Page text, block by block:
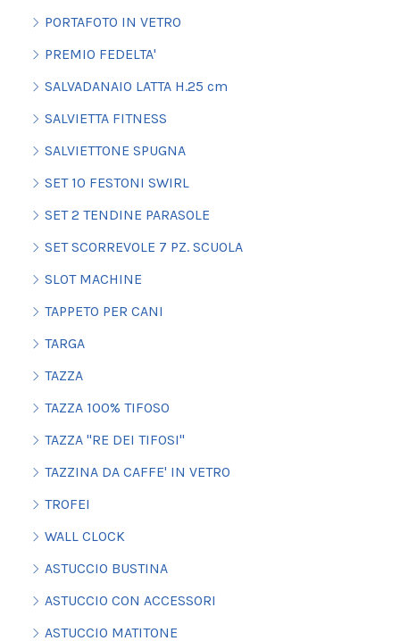
PORTAFOTO IN VETRO
PREMIO FEDELTA'
SALVADANAIO LATTA H.25 cm
SALVIETTA FITNESS
SALVIETTONE SPUGNA
SET 10 FESTONI SWIRL
SET 2 TENDINE PARASOLE
SET SCORREVOLE 7 PZ. SCUOLA
SLOT MACHINE
TAPPETO PER CANI
TARGA
TAZZA
TAZZA 100% TIFOSO
TAZZA "RE DEI TIFOSI"
TAZZINA DA CAFFE' IN VETRO
TROFEI
WALL CLOCK
ASTUCCIO BUSTINA
ASTUCCIO CON ACCESSORI
ASTUCCIO MATITONE